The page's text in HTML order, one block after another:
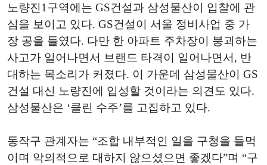
노량진1구역에는 GS건설과 삼성물산이 입찰에 관
심을 보이고 있다. GS건설이 서울 정비사업 중 가
장 공을 들였다. 다만 한 아파트 주차장이 붕괴하는
사고가 일어나면서 브랜드 타격이 일어나면서, 반
대하는 목소리가 커졌다. 이 가운데 삼성물산이 GS
건설 대신 노량진에 입성할 것이라는 의견도 있다.
삼성물산은 ‘클린 수주’를 고집하고 있다.
동작구 관계자는 “조합 내부적인 일을 구청을 들먹
이며 악의적으로 대하지 않으셨으면 좋겠다”며 “구